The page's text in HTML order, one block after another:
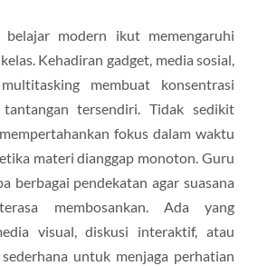
belajar modern ikut memengaruhi
Kehadiran gadget, media sosial,
membuat konsentrasi
tersendiri. Tidak sedikit
fokus dalam waktu
materi dianggap monoton. Guru
berbagai pendekatan agar suasana
membosankan. Ada yang
visual, diskusi interaktif, atau
untuk menjaga perhatian